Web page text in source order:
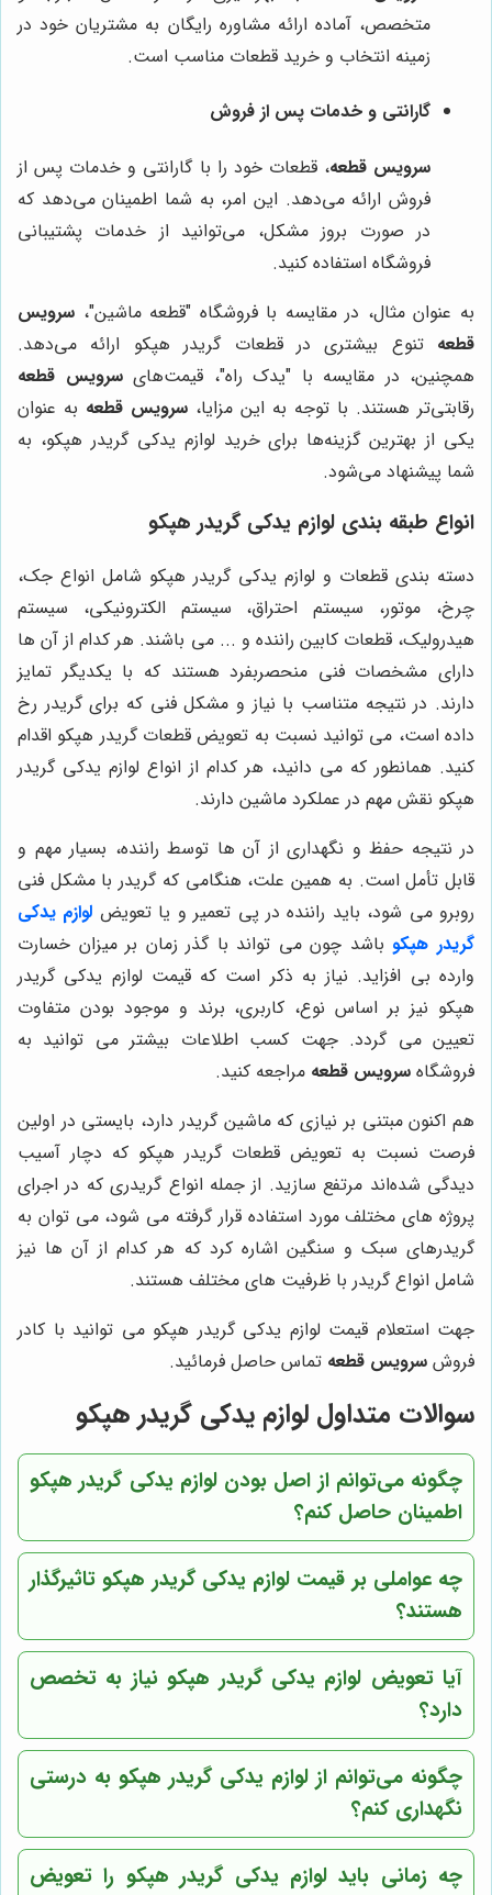
متخصص، آماده ارائه مشاوره رایگان به مشتریان خود در
زمینه انتخاب و خرید قطعات مناسب است.
گارانتی و خدمات پس از فروش
سرویس قطعه، قطعات خود را با گارانتی و خدمات پس از
فروش ارائه می‌دهد. این امر، به شما اطمینان می‌دهد که
در صورت بروز مشکل، می‌توانید از خدمات پشتیبانی
فروشگاه استفاده کنید.
به عنوان مثال، در مقایسه با فروشگاه "قطعه ماشین"، سرویس
قطعه تنوع بیشتری در قطعات گریدر هپکو ارائه می‌دهد.
همچنین، در مقایسه با "یدک راه"، قیمت‌هایسرویس قطعه
رقابتی‌تر هستند. با توجه به این مزایا، سرویس قطعه به عنوان
یکی از بهترین گزینه‌ها برای خرید لوازم یدکی گریدر هپکو، به
شما پیشنهاد می‌شود.
انواع طبقه بندی لوازم یدکی گریدر هپکو
دسته بندی قطعات و لوازم یدکی گریدر هپکو شامل انواع جک،
چرخ، موتور، سیستم احتراق، سیستم الکترونیکی، سیستم
هیدرولیک، قطعات کابین راننده و ... می باشند. هر کدام از آن ها
دارای مشخصات فنی منحصربفرد هستند که با یکدیگر تمایز
دارند. در نتیجه متناسب با نیاز و مشکل فنی که برای گریدر رخ
داده است، می توانید نسبت به تعویض قطعات گریدر هپکو اقدام
کنید. همانطور که می دانید، هر کدام از انواع لوازم یدکی گریدر
هپکو نقش مهم در عملکرد ماشین دارند.
در نتیجه حفظ و نگهداری از آن ها توسط راننده، بسیار مهم و
قابل تأمل است. به همین علت، هنگامی که گریدر با مشکل فنی
روبرو می شود، باید راننده در پی تعمیر و یا تعویض لوازم یدکی
گریدر هپکو باشد چون می تواند با گذر زمان بر میزان خسارت
وارده بی افزاید. نیاز به ذکر است که قیمت لوازم یدکی گریدر
هپکو نیز بر اساس نوع، کاربری، برند و موجود بودن متفاوت
تعیین می گردد. جهت کسب اطلاعات بیشتر می توانید به
فروشگاه سرویس قطعه مراجعه کنید.
هم اکنون مبتنی بر نیازی که ماشین گریدر دارد، بایستی در اولین
فرصت نسبت به تعویض قطعات گریدر هپکو که دچار آسیب
دیدگی شده‌اند مرتفع سازید. از جمله انواع گریدری که در اجرای
پروژه های مختلف مورد استفاده قرار گرفته می شود، می توان به
گریدرهای سبک و سنگین اشاره کرد که هر کدام از آن ها نیز
شامل انواع گریدر با ظرفیت های مختلف هستند.
جهت استعلام قیمت لوازم یدکی گریدر هپکو می توانید با کادر
فروش سرویس قطعه تماس حاصل فرمائید.
سوالات متداول لوازم یدکی گریدر هپکو
چگونه می‌توانم از اصل بودن لوازم یدکی گریدر هپکو
اطمینان حاصل کنم؟
چه عواملی بر قیمت لوازم یدکی گریدر هپکو تاثیرگذار
هستند؟
آیا تعویض لوازم یدکی گریدر هپکو نیاز به تخصص
دارد؟
چگونه می‌توانم از لوازم یدکی گریدر هپکو به درستی
نگهداری کنم؟
چه زمانی باید لوازم یدکی گریدر هپکو را تعویض